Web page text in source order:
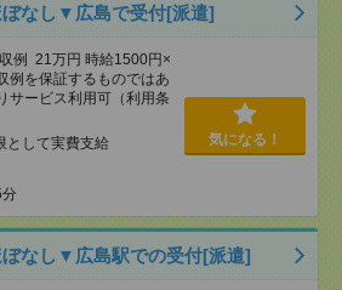
なし▼広島で受付[派遣]
例 21万円 時給1500円×
を保証するものではあ
サービス利用可（利用条
として実費支給
気になる！
なし▼広島駅での受付[派遣]